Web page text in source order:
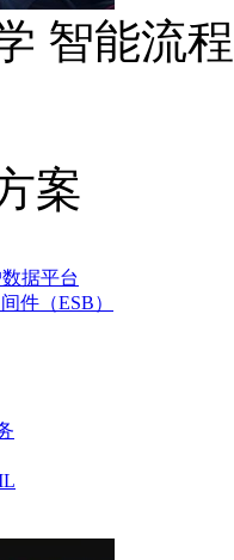
智能流
案
据平台
件（ESB）